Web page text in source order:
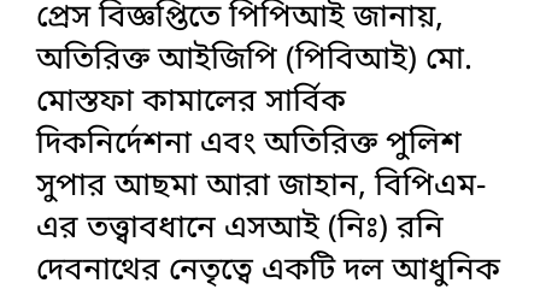
প্রেস বিজ্ঞপ্তিতে পিপিআই জানায়,
অতিরিক্ত আইজিপি (পিবিআই) মো.
মোস্তফা কামালের সার্বিক
দিকনির্দেশনা এবং অতিরিক্ত পুলিশ
সুপার আছমা আরা জাহান, বিপিএম-
এর তত্ত্বাবধানে এসআই (নিঃ) রনি
দেবনাথের নেতৃত্বে একটি দল আধুনিক